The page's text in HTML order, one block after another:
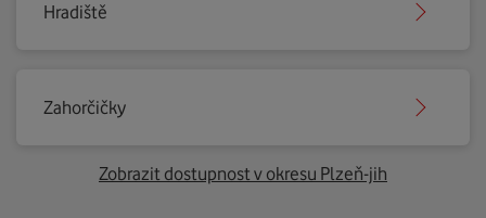
Hradiště
Zahorčičky
Zobrazit dostupnost v okresu Plzeň-jih